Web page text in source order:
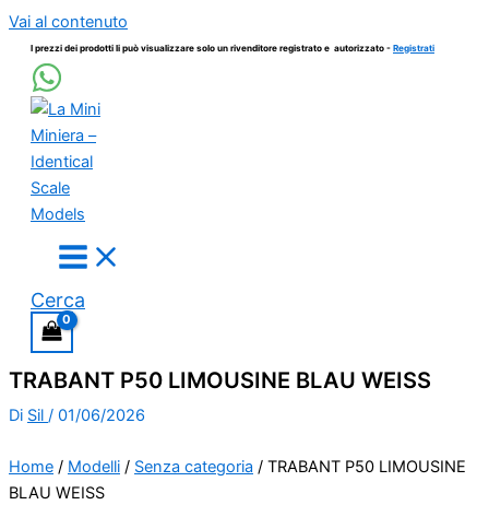
Vai al contenuto
I prezzi dei prodotti li può visualizzare solo un rivenditore registrato e autorizzato - Registrati
Cerca
TRABANT P50 LIMOUSINE BLAU WEISS
Di Sil / 01/06/2026
Home / Modelli / Senza categoria / TRABANT P50 LIMOUSINE
BLAU WEISS